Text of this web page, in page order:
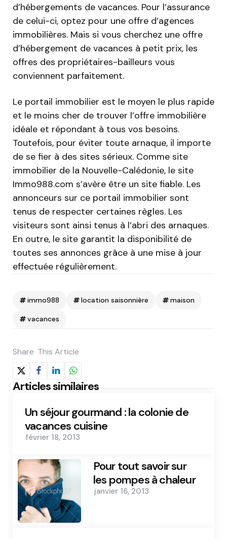
d’hébergements de vacances. Pour l’assurance
de celui-ci, optez pour une offre d’agences
immobilières. Mais si vous cherchez une offre
d’hébergement de vacances à petit prix, les
offres des propriétaires-bailleurs vous
conviennent parfaitement.
Le portail immobilier est le moyen le plus rapide
et le moins cher de trouver l’offre immobilière
idéale et répondant à tous vos besoins.
Toutefois, pour éviter toute arnaque, il importe
de se fier à des sites sérieux. Comme site
immobilier de la Nouvelle-Calédonie, le site
Immo988.com s’avère être un site fiable. Les
annonceurs sur ce portail immobilier sont
tenus de respecter certaines règles. Les
visiteurs sont ainsi tenus à l’abri des arnaques.
En outre, le site garantit la disponibilité de
toutes ses annonces grâce à une mise à jour
effectuée régulièrement.
immo988 location saisonnière maison
vacances
Share This Article
Articles similaires
Un séjour gourmand : la colonie de
vacances cuisine
février 18, 2013
Pour tout savoir sur
les pompes à chaleur
janvier 16, 2013